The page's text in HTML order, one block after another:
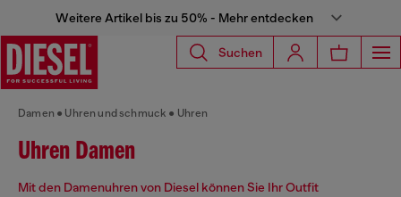
Weitere Artikel bis zu 50% - Mehr entdecken
Suchen
Damen Uhren und schmuck Uhren
Uhren Damen
Mit den Damenuhren von Diesel können Sie Ihr Outfit